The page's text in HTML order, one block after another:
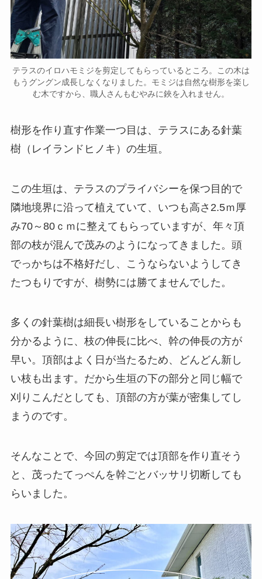
テラスのイロハモミジを剪定してもらっているところ。この木は
もうグングン成長しなくなりました。モミジは自然な樹形を楽し
む木ですから、職人さんもむやみに鋏を入れません。
樹形を作り直す作業一つ目は、テラスにある針葉
樹（レイランドヒノキ）の生垣。
この生垣は、テラスのプライバシーを保つ目的で
隣地境界に沿って植えていて、いつも高さ2.5ｍ厚
み70～80ｃｍに整えてもらっていますが、年々頂
部の枝が混んで茂みのようになってきました。頭
でっかちは不格好だし、こうならないようしてき
たつもりですが、樹勢には勝てませんでした。
多くの針葉樹は細長い樹形をしていることからも
分かるように、枝の伸長に比べ、幹の伸長の方が
早い。頂部はよく日が当たるため、どんどん新し
い枝も出ます。だから生垣の下の部分と同じ幅で
刈りこんだとしても、頂部の方が葉が密集してし
まうのです。
そんなことで、今回の剪定では頂部を作り直そう
と、茂ったてっぺんを幹ごとバッサリ切断しても
らいました。